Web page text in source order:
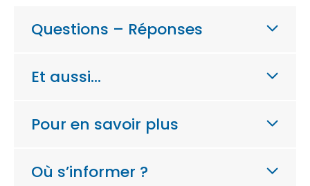
Questions – Réponses
Et aussi…
Pour en savoir plus
Où s’informer ?